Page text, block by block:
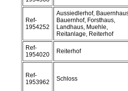
Ref-
1954252
Aussiedlerhof,
Bauernhof, Forsthaus,
Landhaus, Muehle,
Reitanlage, Reiterhof
Ref-
1954020
Reiterhof
Ref-
1953962
Schloss